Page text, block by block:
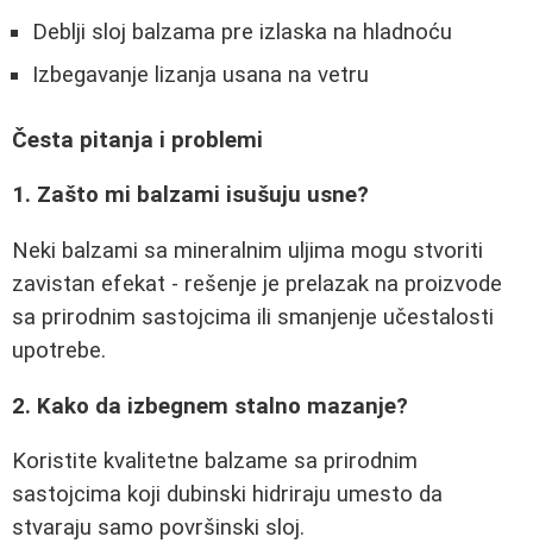
Deblji sloj balzama pre izlaska na hladnoću
Izbegavanje lizanja usana na vetru
Česta pitanja i problemi
1. Zašto mi balzami isušuju usne?
Neki balzami sa mineralnim uljima mogu stvoriti
zavistan efekat - rešenje je prelazak na proizvode
sa prirodnim sastojcima ili smanjenje učestalosti
upotrebe.
2. Kako da izbegnem stalno mazanje?
Koristite kvalitetne balzame sa prirodnim
sastojcima koji dubinski hidriraju umesto da
stvaraju samo površinski sloj.